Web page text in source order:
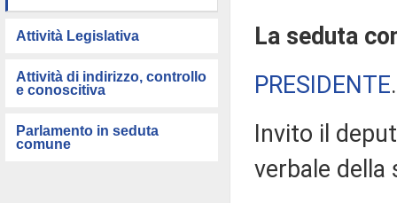
Attività Legislativa
Attività di indirizzo, controllo
e conoscitiva
Parlamento in seduta
comune
La seduta
PRESIDENTE
Invito il
verbale della